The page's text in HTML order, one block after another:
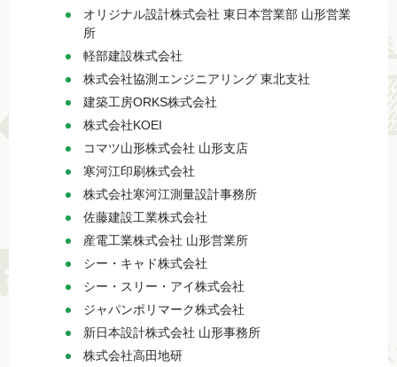
オリジナル設計株式会社 東日本営業部 山形営業
所
軽部建設株式会社
株式会社協測エンジニアリング 東北支社
建築工房ORKS株式会社
株式会社KOEI
コマツ山形株式会社 山形支店
寒河江印刷株式会社
株式会社寒河江測量設計事務所
佐藤建設工業株式会社
産電工業株式会社 山形営業所
シー・キャド株式会社
シー・スリー・アイ株式会社
ジャパンポリマーク株式会社
新日本設計株式会社 山形事務所
株式会社高田地研